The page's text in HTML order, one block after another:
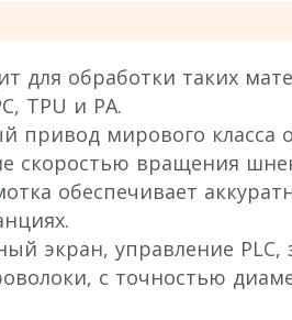
для обработки таких
TPU и PA.
привод мирового класса
скоростью вращения
обеспечивает
экран, управление PLC,
с точностью